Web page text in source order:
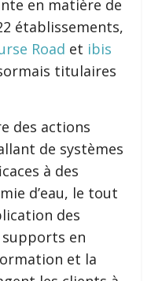
en matière de
établissements,
Road et ibis
titulaires
des actions
de systèmes
à des
d’eau, le tout
des
supports en
et la